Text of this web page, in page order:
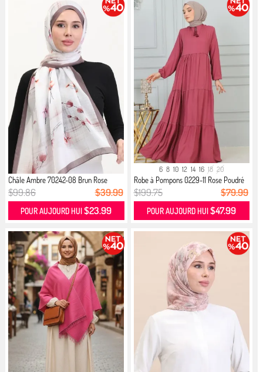
Châle Ambre 70242-08 Brun Rose
Poud...
$99.86 $39.99
POUR AUJOURD HUI$23.99
6 8 10 12 14 16 18 20
Robe à Pompons 0229-11 Rose Poudré
$199.75 $79.99
POUR AUJOURD HUI$47.99